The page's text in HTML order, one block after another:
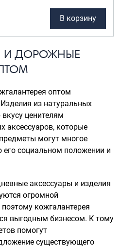
В корзину
И ДОРОЖНЫЕ
оптом
из натуральных
ценителям
аксессуаров, которые
могут многое
его социальном положении и
аксессуары и изделия
огромной
кожгалантерея
выгодным бизнесом. К тому
помогут
существующего